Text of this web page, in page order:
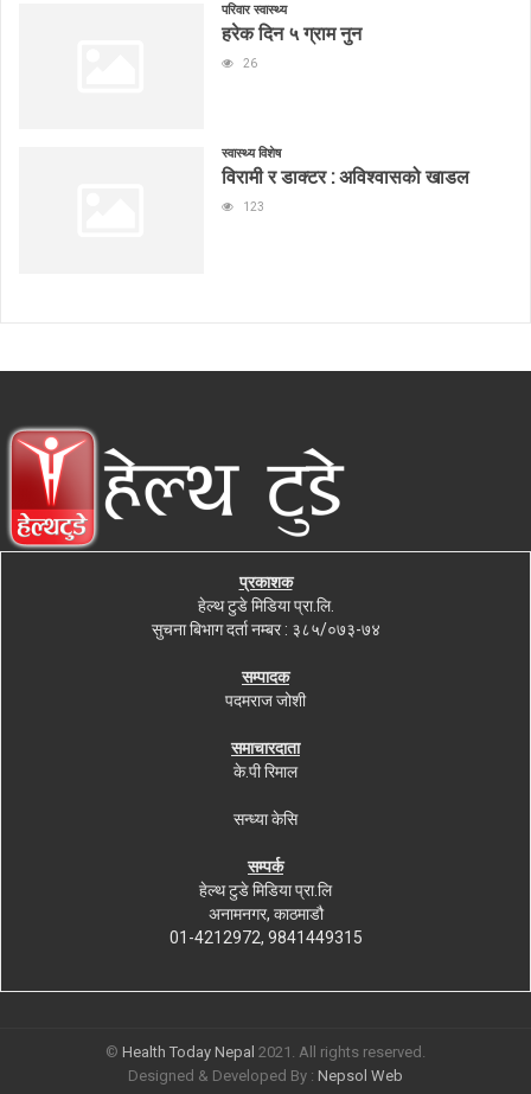
परिवार स्वास्थ्य
हरेक दिन ५ ग्राम नुन
26
स्वास्थ्य विशेष
विरामी र डाक्टर : अविश्वासको खाडल
123
प्रकाशक
हेल्थ टुडे मिडिया प्रा.लि.
सुचना बिभाग दर्ता नम्बर : ३८५/०७३-७४
सम्पादक
पदमराज जोशी
समाचारदाता
के.पी रिमाल
सन्ध्या केसि
सम्पर्क
हेल्थ टुडे मिडिया प्रा.लि
अनामनगर, काठमाडौ
01-4212972, 9841449315
© Health Today Nepal 2021. All rights reserved.
Designed & Developed By : Nepsol Web